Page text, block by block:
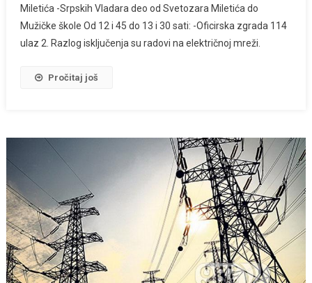
Miletića -Srpskih Vladara deo od Svetozara Miletića do
Mužičke škole Od 12 i 45 do 13 i 30 sati: -Oficirska zgrada 114
ulaz 2. Razlog isključenja su radovi na električnoj mreži.
Pročitaj još